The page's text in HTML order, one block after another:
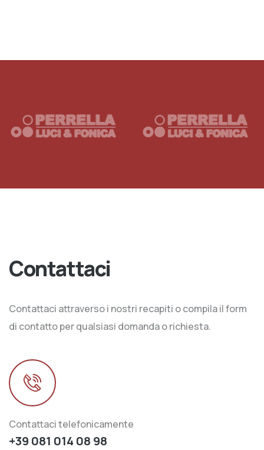
Contattaci
Contattaci attraverso i nostri recapiti o compila il form
di contatto per qualsiasi domanda o richiesta.
Contattaci telefonicamente
+39 081 014 08 98